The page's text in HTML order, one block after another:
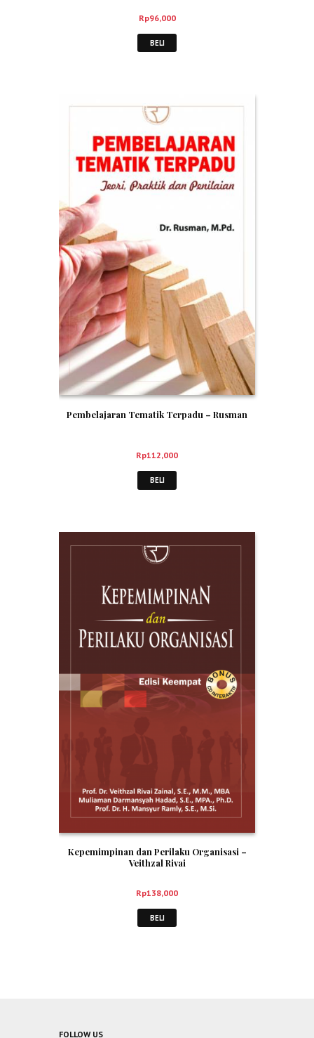
Rp96,000
BELI
Pembelajaran Tematik Terpadu – Rusman
Rp112,000
BELI
Kepemimpinan dan Perilaku Organisasi –
Veithzal Rivai
Rp138,000
BELI
FOLLOW US